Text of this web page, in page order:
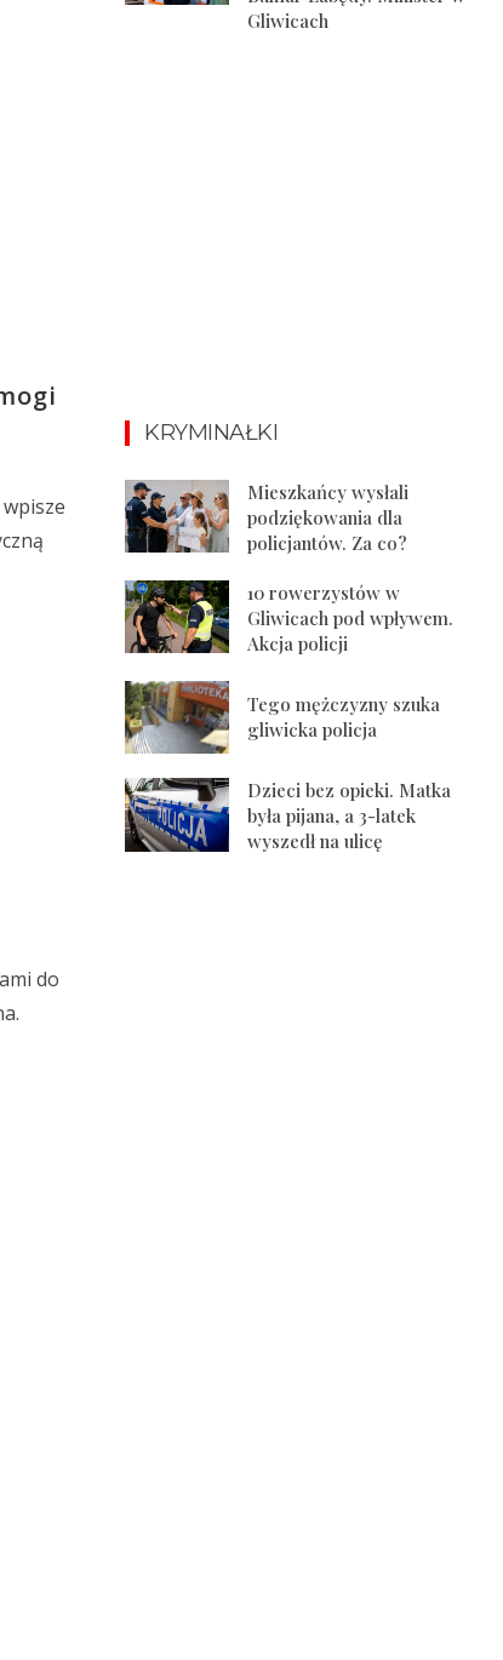
do
Gliwicach
KRYMINAŁKI
Mieszkańcy wysłali
podziękowania dla
policjantów. Za co?
10 rowerzystów w
Gliwicach pod wpływem.
Akcja policji
Tego mężczyzny szuka
gliwicka policja
Dzieci bez opieki. Matka
była pijana, a 3-latek
wyszedł na ulicę